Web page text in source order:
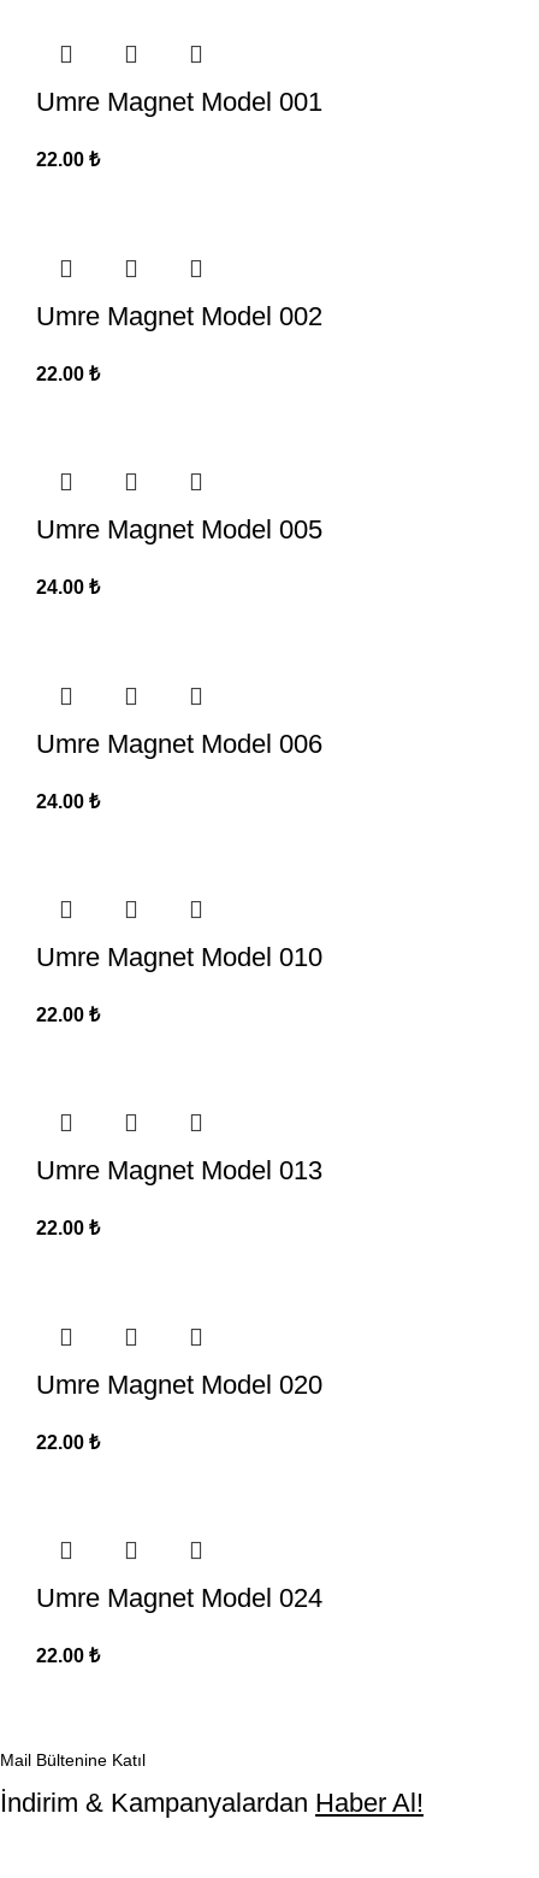
Umre Magnet Model 001
22.00 ₺
Umre Magnet Model 002
22.00 ₺
Umre Magnet Model 005
24.00 ₺
Umre Magnet Model 006
24.00 ₺
Umre Magnet Model 010
22.00 ₺
Umre Magnet Model 013
22.00 ₺
Umre Magnet Model 020
22.00 ₺
Umre Magnet Model 024
22.00 ₺
Mail Bültenine Katıl
İndirim & Kampanyalardan Haber Al!